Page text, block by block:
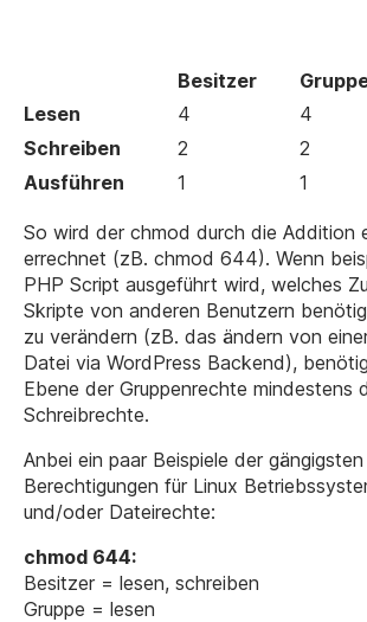
Besitzer
Lesen
4 4
Schreiben
2 2
Ausführen
1 1
So wird der chmod durch die Addition
errechnet (zB. chmod 644). Wenn
PHP Script ausgeführt wird, welches
Skripte von anderen Benutzern
zu verändern (zB. das ändern von
Datei via WordPress Backend),
Ebene der Gruppenrechte mindestens
Schreibrechte.
Anbei ein paar Beispiele der
Berechtigungen für Linux
und/oder Dateirechte:
chmod 644:
Besitzer = lesen, schreiben
Gruppe = lesen